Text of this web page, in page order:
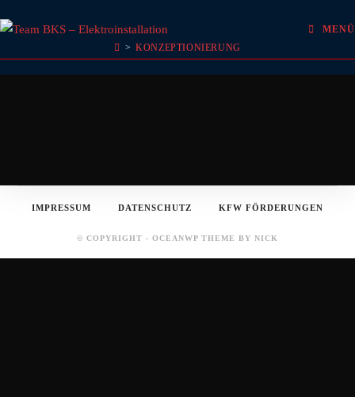
Inhalt
MENÜ
KONZEPTIONIERUNG
> KONZEPTIONIERUNG
IMPRESSUM DATENSCHUTZ KFW FÖRDERUNGEN
© COPYRIGHT - OCEANWP THEME BY NICK